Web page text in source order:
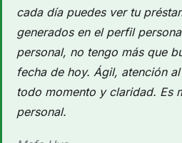
cada día puedes ver tu
generados en el perfil
personal, no tengo más que
fecha de hoy. Ágil, atención
todo momento y claridad. Es
personal.